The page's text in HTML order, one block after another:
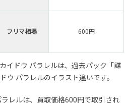
380円
-円
フリマ相場 600円
イドウ パラレルは、過去パック「謀
ウ パラレルのイラスト違いです。
ラレルは、買取価格600円で取引され